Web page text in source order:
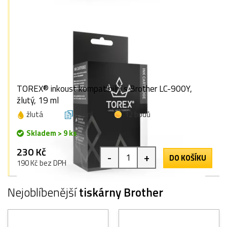
TOREX® inkoust kompatibilní s Brother LC-900Y,
žlutý, 19 ml
žlutá 19 ml
12 bodů
Skladem > 9 ks
230 Kč
190 Kč bez DPH - + DO KOŠÍKU
Nejoblíbenějšítiskárny Brother